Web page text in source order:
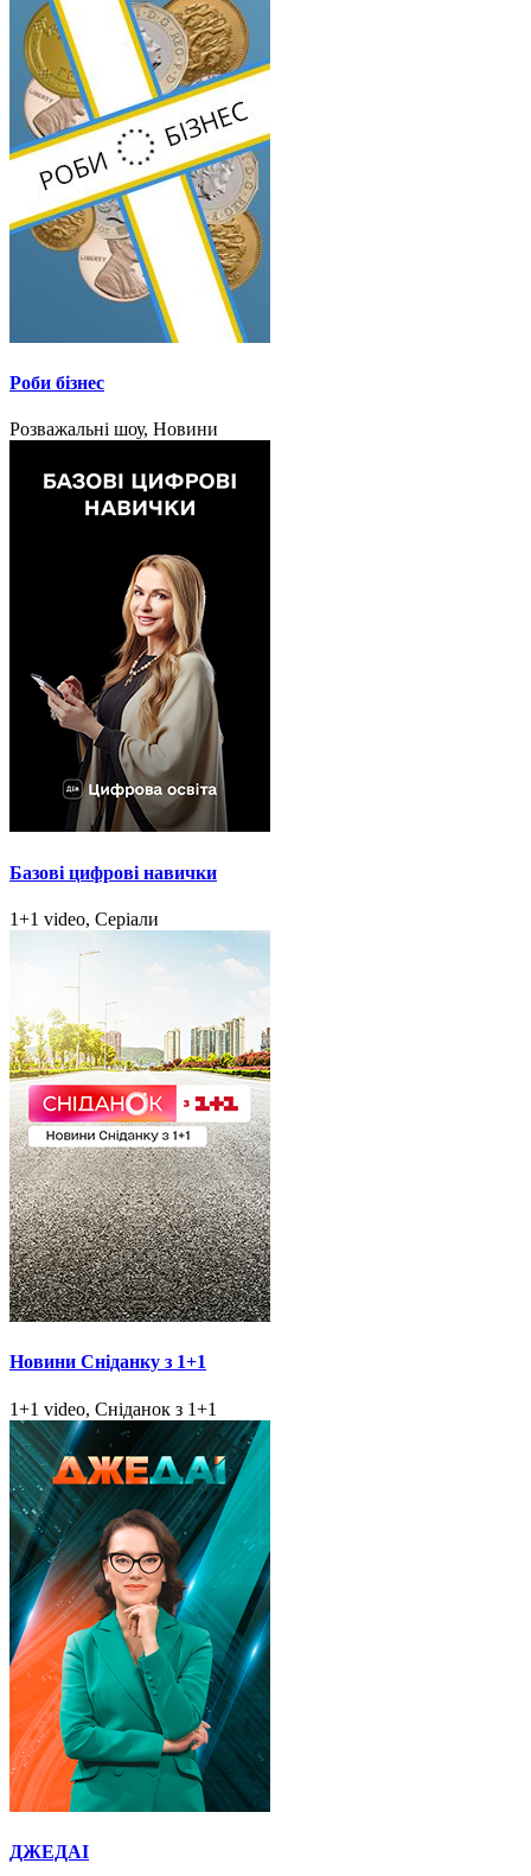
Роби бізнес
Розважальні шоу, Новини
Базові цифрові навички
1+1 video, Серіали
Новини Сніданку з 1+1
1+1 video, Сніданок з 1+1
ДЖЕДАІ